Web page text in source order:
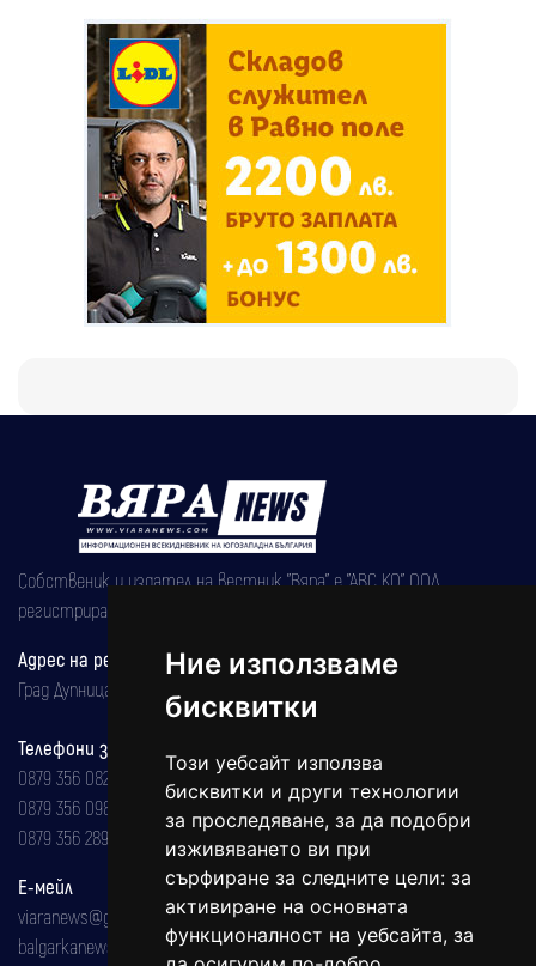
Ние използваме
бисквитки
Този уебсайт използва
бисквитки и други технологии
за проследяване, за да подобри
изживяването ви при
сърфиране за следните цели: за
активиране на основната
функционалност на уебсайта, за
Собственик и издател на вестник "Вяра" е "АВС КО" ООД,
регистрирана на 08.05.2002 година.
Адрес на редакцията
Град Дупница, ул.''Христо Ботев" 43
Телефони за реклама и абонаменти
0879 356 082
0879 356 098
0879 356 289
Е-мейл
viaranews@gmail.com
balgarkanews@gmail.com